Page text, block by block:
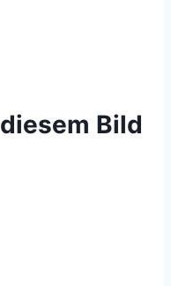
diesem Bild